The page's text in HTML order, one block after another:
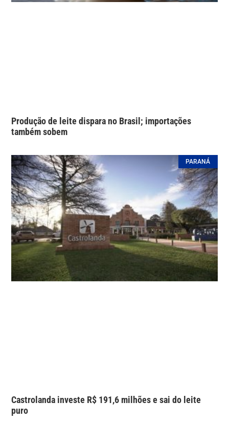
Produção de leite dispara no Brasil; importações
também sobem
PARANÁ
Castrolanda investe R$ 191,6 milhões e sai do leite
puro